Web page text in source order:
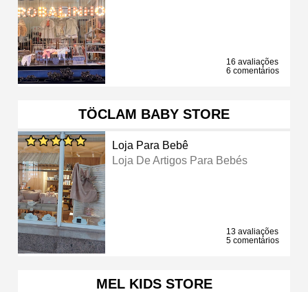
16 avaliações
6 comentários
TÖCLAM BABY STORE
Loja Para Bebê
Loja De Artigos Para Bebés
13 avaliações
5 comentários
MEL KIDS STORE